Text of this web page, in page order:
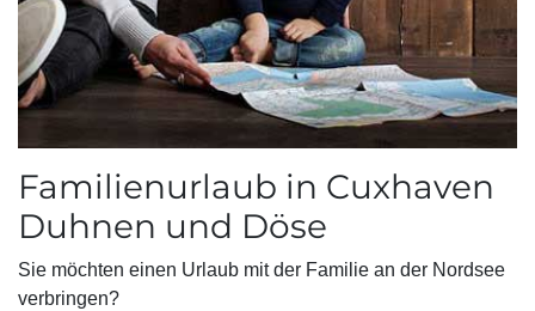
Familienurlaub in Cuxhaven
Duhnen und Döse
Sie möchten einen Urlaub mit der Familie an der Nordsee
verbringen?